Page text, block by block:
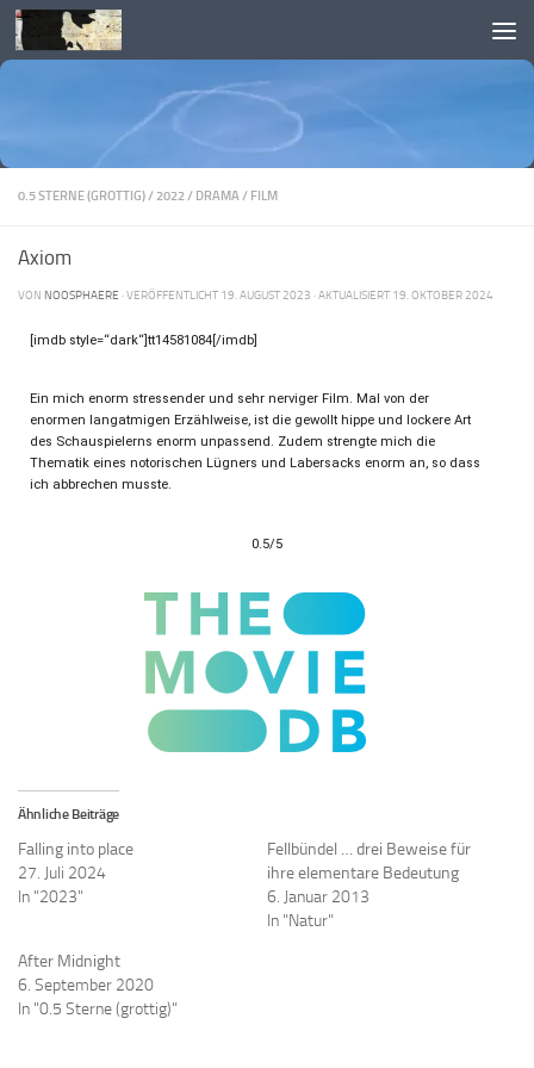
Skip to content
0.5 STERNE (GROTTIG)/ 2022/ DRAMA / FILM
Axiom
VON NOOSPHAERE · VERÖFFENTLICHT 19. AUGUST 2023 · AKTUALISIERT 19. OKTOBER 2024
[imdb style=“dark“]tt14581084[/imdb]
Ein mich enorm stressender und sehr nerviger Film. Mal von der
enormen langatmigen Erzählweise, ist die gewollt hippe und lockere Art
des Schauspielerns enorm unpassend. Zudem strengte mich die
Thematik eines notorischen Lügners und Labersacks enorm an, so dass
ich abbrechen musste.
0.5/5
Ähnliche Beiträge
Falling into place
27. Juli 2024
In "2023"
Fellbündel … drei Beweise für
ihre elementare Bedeutung
6. Januar 2013
In "Natur"
After Midnight
6. September 2020
In "0.5 Sterne (grottig)"